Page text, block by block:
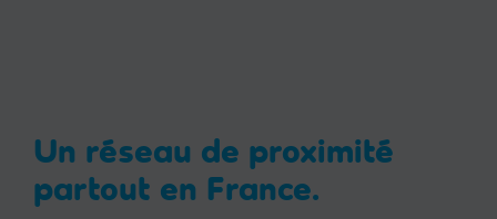
Un réseau de proximité
partout en France.